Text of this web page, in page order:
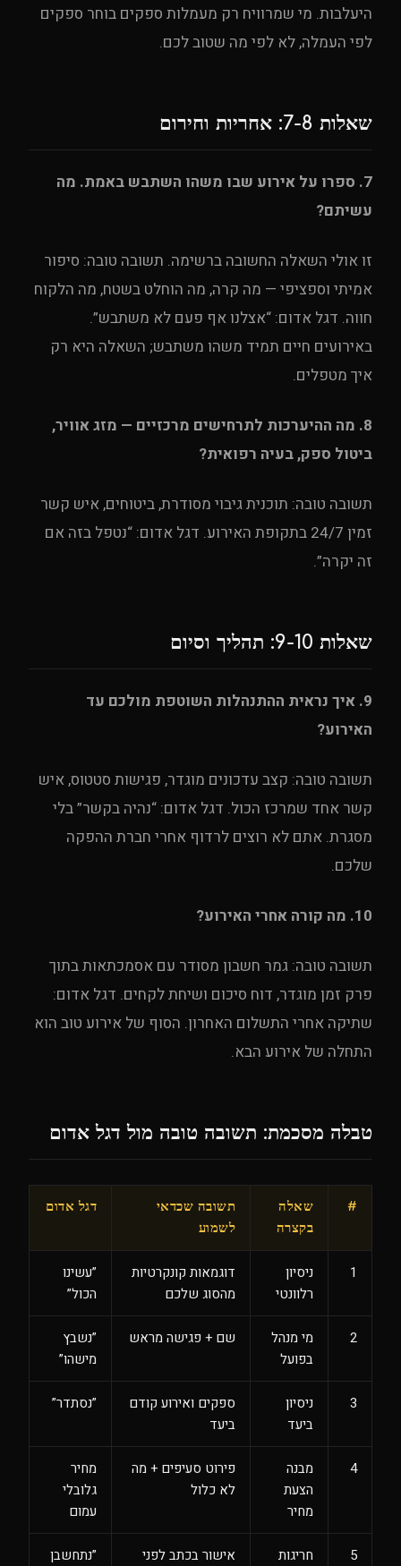
היעלבות. מי שמרוויח רק מעמלות ספקים בוחר ספקים
לפי העמלה, לא לפי מה שטוב לכם.
שאלות 7-8: אחריות וחירום
7. ספרו על אירוע שבו משהו השתבש באמת. מה
עשיתם?
זו אולי השאלה החשובה ברשימה. תשובה טובה: סיפור
אמיתי וספציפי — מה קרה, מה הוחלט בשטח, מה הלקוח
חווה. דגל אדום: “אצלנו אף פעם לא משתבש”.
באירועים חיים תמיד משהו משתבש; השאלה היא רק
איך מטפלים.
8. מה ההיערכות לתרחישים מרכזיים — מזג אוויר,
ביטול ספק, בעיה רפואית?
תשובה טובה: תוכנית גיבוי מסודרת, ביטוחים, איש קשר
זמין 24/7 בתקופת האירוע. דגל אדום: “נטפל בזה אם
זה יקרה”.
שאלות 9-10: תהליך וסיום
9. איך נראית ההתנהלות השוטפת מולכם עד
האירוע?
תשובה טובה: קצב עדכונים מוגדר, פגישות סטטוס, איש
קשר אחד שמרכז הכול. דגל אדום: “נהיה בקשר” בלי
מסגרת. אתם לא רוצים לרדוף אחרי חברת ההפקה
שלכם.
10. מה קורה אחרי האירוע?
תשובה טובה: גמר חשבון מסודר עם אסמכתאות בתוך
פרק זמן מוגדר, דוח סיכום ושיחת לקחים. דגל אדום:
שתיקה אחרי התשלום האחרון. הסוף של אירוע טוב הוא
התחלה של אירוע הבא.
טבלה מסכמת: תשובה טובה מול דגל אדום
#
שאלה
בקצרה
תשובה שכדאי
לשמוע
דגל אדום
1
ניסיון
רלוונטי
דוגמאות קונקרטיות
מהסוג שלכם
”עשינו
הכול”
2
מי מנהל
בפועל
שם + פגישה מראש
”נשבץ
מישהו”
3
ניסיון
ביעד
ספקים ואירוע קודם
ביעד
”נסתדר”
4
מבנה
הצעת
מחיר
פירוט סעיפים + מה
לא כלול
מחיר
גלובלי
עמום
5
חריגות
אישור בכתב לפני
”נתחשבן